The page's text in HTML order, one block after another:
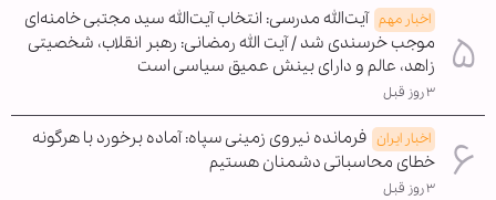
اخبار مهم آیت‌الله مدرسی: انتخاب آیت‌الله سید مجتبی خامنه‌ای
موجب خرسندی شد / آیت الله رمضانی: رهبر انقلاب، شخصیتی
زاهد، عالم و دارای بینش عمیق سیاسی است
۳ روز قبل
اخبار ایران فرمانده نیروی زمینی سپاه: آماده برخورد با هرگونه
خطای محاسباتی دشمنان هستیم
۳ روز قبل